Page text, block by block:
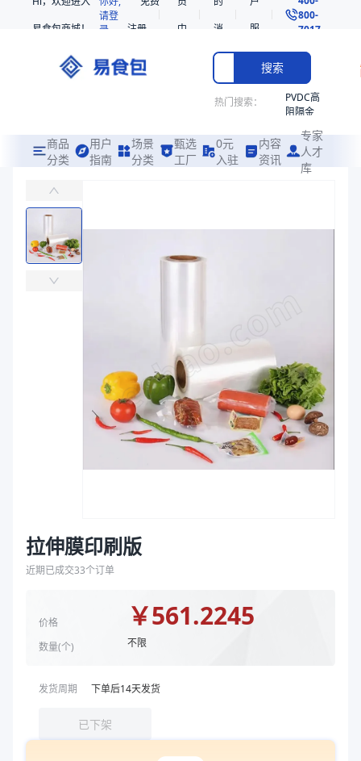
易食包商城！
请登
录
注册
中
消
息
服
务
800-
7017
搜索
热门搜索：
PVDC高
阻隔金
共挤热
收缩袋
袋
拉伸膜
商品
分类
用户
指南
场景
分类
甄选
工厂
0元
入驻
内容
资讯
专家
人才
库
易食包（EPAK）专注于拉伸膜印刷版包装，提供详尽的规格参数、实
￥561.2245
商品参数
商品分类
拉伸膜印刷版
近期已成交33个订单
价格
数量(个)
￥561.2245
不限
发货周期 下单后14天发货
已下架